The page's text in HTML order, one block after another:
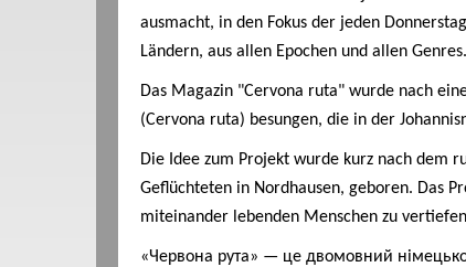
ausmacht, in den Fokus der jeden
Ländern, aus allen Epochen und allen Genres.
Das Magazin "Cervona ruta" wurde nach
(Cervona ruta) besungen, die in der
Die Idee zum Projekt wurde kurz nach dem
Geflüchteten in Nordhausen, geboren. Das
miteinander lebenden Menschen zu
«Червона рута» — це двомовний